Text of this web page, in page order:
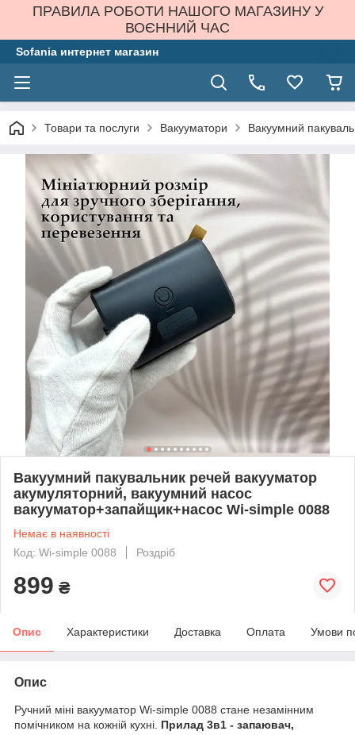
ПРАВИЛА РОБОТИ НАШОГО МАГАЗИНУ У
ВОЄННИЙ ЧАС
Sofania интернет магазин
Товари та послуги Вакууматори Вакуумний
Вакуумний пакувальник речей вакууматор
акумуляторний, вакуумний насос
вакууматор+запайщик+насос Wi-simple 0088
Немає в наявності
Код: Wi-simple 0088
Роздріб
899 ₴
Опис Характеристики Доставка Оплата Умови
Опис
Ручний міні вакууматор Wi-simple 0088 стане незамінним
помічником на кожній кухні. Прилад 3в1 - запаювач,